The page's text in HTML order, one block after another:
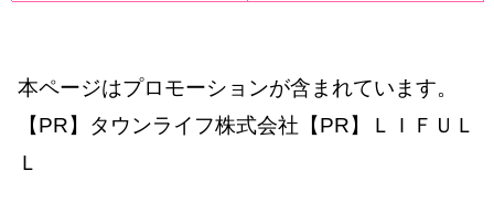
本ページはプロモーションが含まれています。
【PR】タウンライフ株式会社【PR】ＬＩＦＵＬ
Ｌ